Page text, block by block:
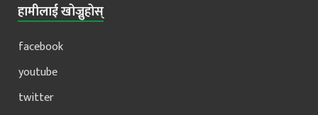
हामीलाई खोज्नुहोस्
facebook
youtube
twitter